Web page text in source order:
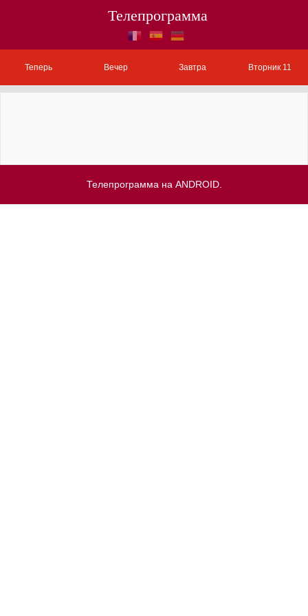
Телепрограмма
Теперь Вечер Завтра Вторник 11
Телепрограмма на ANDROID.